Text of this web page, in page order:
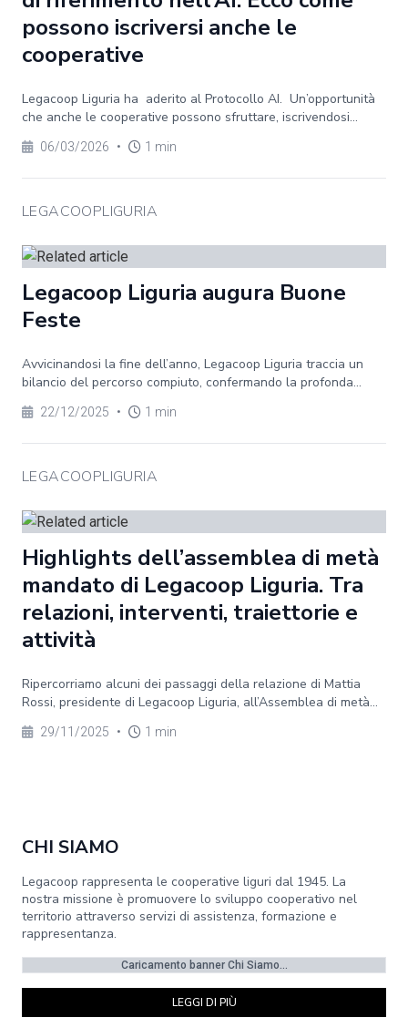
possono iscriversi anche le
cooperative
Legacoop Liguria ha aderito al Protocollo AI. Un’opportunità
che anche le cooperative possono sfruttare, iscrivendosi...
06/03/2026 • 1 min
LEGACOOPLIGURIA
Legacoop Liguria augura Buone
Feste
Avvicinandosi la fine dell’anno, Legacoop Liguria traccia un
bilancio del percorso compiuto, confermando la profonda...
22/12/2025 • 1 min
LEGACOOPLIGURIA
Highlights dell’assemblea di metà
mandato di Legacoop Liguria. Tra
relazioni, interventi, traiettorie e
attività
Ripercorriamo alcuni dei passaggi della relazione di Mattia
Rossi, presidente di Legacoop Liguria, all’Assemblea di metà...
29/11/2025 • 1 min
CHI SIAMO
Legacoop rappresenta le cooperative liguri dal 1945. La
nostra missione è promuovere lo sviluppo cooperativo nel
territorio attraverso servizi di assistenza, formazione e
rappresentanza.
Caricamento banner Chi Siamo...
LEGGI DI PIÙ